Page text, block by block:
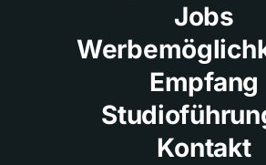
Jobs
Empfang
Kontakt